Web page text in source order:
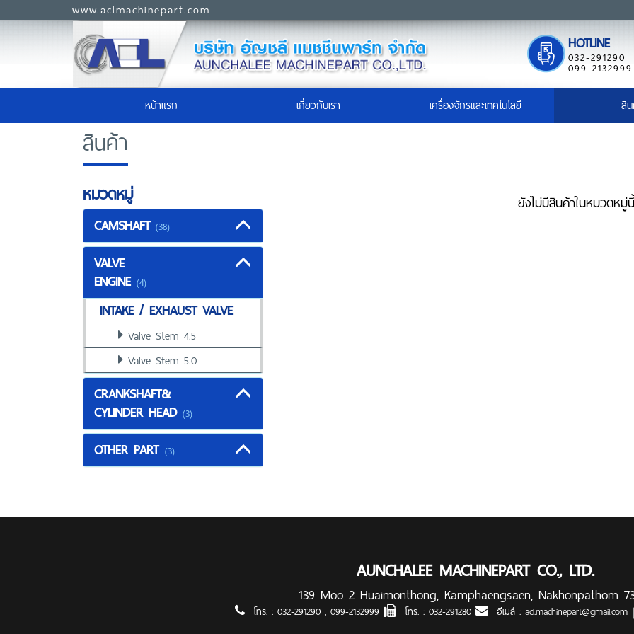
www.aclmachinepart.com
HOTLINE
032-291290
099-2132999
หน้าแรก เกี่ยวกับเรา เครื่องจักรและเทคโนโลยี สิ
สินค้า
หมวดหมู่
CAMSHAFT (38)
VALVE
ENGINE (4)
INTAKE / EXHAUST VALVE
Valve Stem 4.5
Valve Stem 5.0
CRANKSHAFT&
CYLINDER HEAD (3)
OTHER PART (3)
ยังไม่มีสินค้าในหมวดหมู่นี้
AUNCHALEE MACHINEPART CO., LTD.
139 Moo 2 Huaimonthong, Kamphaengsaen, Nakhonpathom
โทร. : 032-291290 , 099-2132999 โทร. : 032-291280 อีเมล์ : acl.machinepart@gmail.com